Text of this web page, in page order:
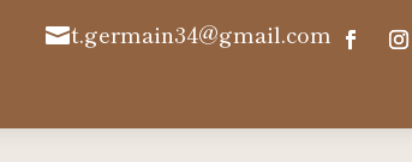
t.germain34@gmail.com